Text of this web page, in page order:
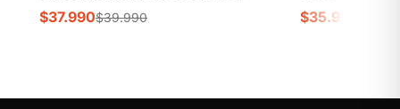
$37.990$39.990 $35.990